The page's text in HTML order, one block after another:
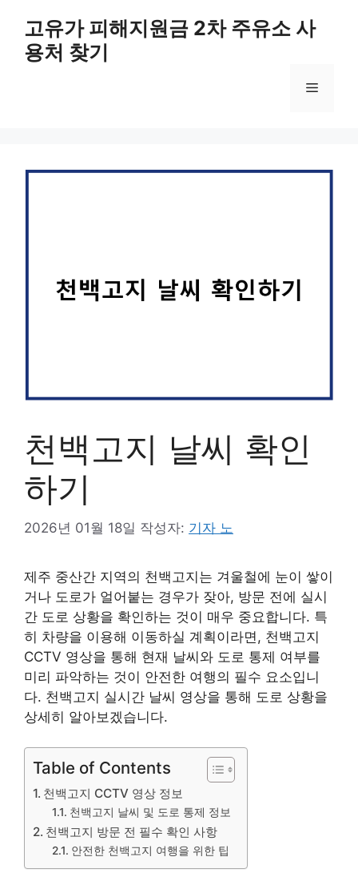
고유가 피해지원금 2차 주유소 사
용처 찾기
메
천백고지 날씨 확인
하기
2026년 01월 18일 작성자: 기자 노
제주 중산간 지역의 천백고지는 겨울철에 눈이 쌓이
거나 도로가 얼어붙는 경우가 잦아, 방문 전에 실시
간 도로 상황을 확인하는 것이 매우 중요합니다. 특
히 차량을 이용해 이동하실 계획이라면, 천백고지
CCTV 영상을 통해 현재 날씨와 도로 통제 여부를
미리 파악하는 것이 안전한 여행의 필수 요소입니
다. 천백고지 실시간 날씨 영상을 통해 도로 상황을
상세히 알아보겠습니다.
Table of Contents
천백고지 CCTV 영상 정보
천백고지 날씨 및 도로 통제 정보
천백고지 방문 전 필수 확인 사항
안전한 천백고지 여행을 위한 팁